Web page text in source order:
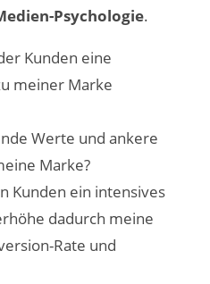
Psychologie.
Kunden eine
meiner Marke
Werte und ankere
Marke?
Kunden ein intensives
dadurch meine
Rate und